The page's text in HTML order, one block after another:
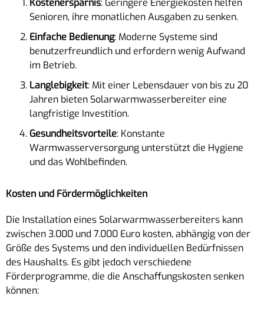
Kostenersparnis: Geringere Energiekosten helfen
Senioren, ihre monatlichen Ausgaben zu senken.
Einfache Bedienung: Moderne Systeme sind
benutzerfreundlich und erfordern wenig Aufwand
im Betrieb.
Langlebigkeit: Mit einer Lebensdauer von bis zu 20
Jahren bieten Solarwarmwasserbereiter eine
langfristige Investition.
Gesundheitsvorteile: Konstante
Warmwasserversorgung unterstützt die Hygiene
und das Wohlbefinden.
Kosten und Fördermöglichkeiten
Die Installation eines Solarwarmwasserbereiters kann
zwischen 3.000 und 7.000 Euro kosten, abhängig von der
Größe des Systems und den individuellen Bedürfnissen
des Haushalts. Es gibt jedoch verschiedene
Förderprogramme, die die Anschaffungskosten senken
können: